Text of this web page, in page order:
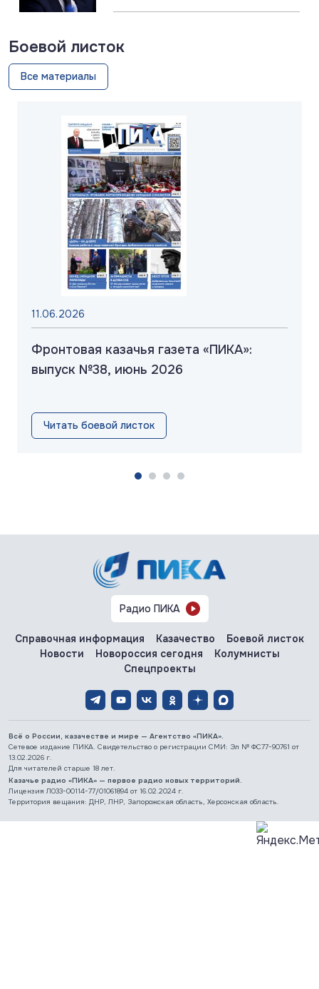
Боевой листок
Все материалы
11.06.2026
Фронтовая казачья газета «ПИКА»:
выпуск №38, июнь 2026
Читать боевой листок
Радио ПИКА
Справочная информация Казачество
Боевой листок
Новости
Новороссия сегодня
Колумнисты
Спецпроекты
Всё о России, казачестве и мире — Агентство «ПИКА».
Сетевое издание ПИКА. Свидетельство о регистрации СМИ: Эл № ФС77-90761 от
13.02.2026 г.
Для читателей старше 18 лет.
Казачье радио «ПИКА» — первое радио новых территорий.
Лицензия Л033-00114-77/01061894 от 16.02.2024 г.
Территория вещания: ДНР, ЛНР, Запорожская область, Херсонская область.